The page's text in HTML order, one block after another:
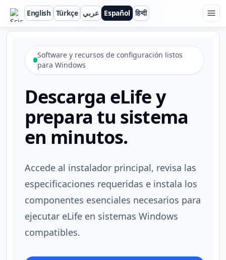
ScienceBeam
English Türkçe عربي Español हिन्दी
Software y recursos de configuración listos
para Windows
Descarga eLife y
prepara tu sistema
en minutos.
Accede al instalador principal, revisa las
especificaciones requeridas e instala los
componentes esenciales necesarios para
ejecutar eLife en sistemas Windows
compatibles.